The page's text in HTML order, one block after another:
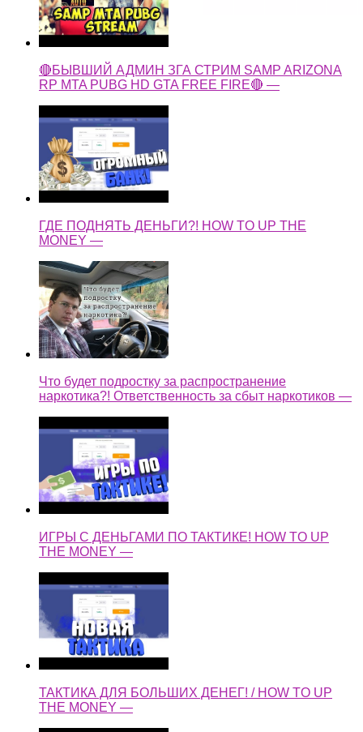
🔴БЫВШИЙ АДМИН ЗГА СТРИМ SAMP ARIZONA
RP MTA PUBG HD GTA FREE FIRE🔴 —
ГДЕ ПОДНЯТЬ ДЕНЬГИ?! HOW TO UP THE
MONEY —
Что будет подростку за распространение
наркотика?! Ответственность за сбыт наркотиков —
ИГРЫ С ДЕНЬГАМИ ПО ТАКТИКЕ! HOW TO UP
THE MONEY —
ТАКТИКА ДЛЯ БОЛЬШИХ ДЕНЕГ! / HOW TO UP
THE MONEY —